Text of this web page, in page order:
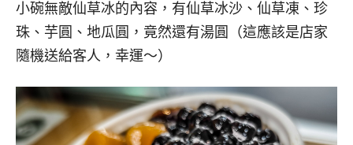
小碗無敵仙草冰的內容，有仙草冰沙、仙草凍、珍
珠、芋圓、地瓜圓，竟然還有湯圓（這應該是店家
隨機送給客人，幸運～）